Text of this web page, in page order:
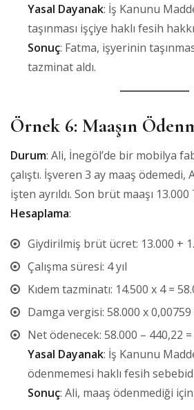
Yasal Dayanak: İş Kanunu
taşınması işçiye haklı fesih
Sonuç: Fatma, işyerinin
tazminat aldı.
Örnek 6: Maaşın
Durum: Ali, İnegöl’de bir mobilya
çalıştı. İşveren 3 ay maaş ödemedi,
işten ayrıldı. Son brüt maaşı
Hesaplama:
Giydirilmiş brüt ücret: 13.000 +
Çalışma süresi: 4 yıl
Kıdem tazminatı: 14.500 x 4 =
Damga vergisi: 58.000 x
Net ödenecek: 58.000 – 440,22
Yasal Dayanak: İş Kanunu
ödenmemesi haklı fesih
Sonuç: Ali, maaş ödenmediği